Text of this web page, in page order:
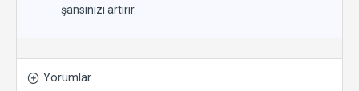
şansınızı artırır.
Yorumlar